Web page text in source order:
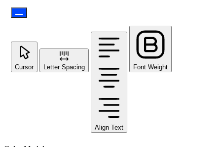
Cursor Letter Spacing
Align Text
Font Weight